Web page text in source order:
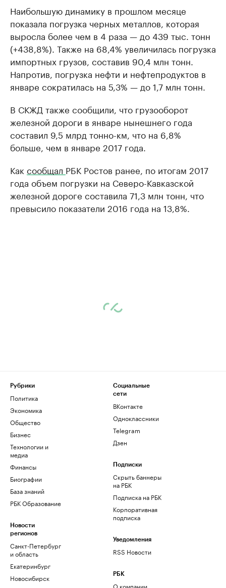
Наибольшую динамику в прошлом месяце
показала погрузка черных металлов, которая
выросла более чем в 4 раза — до 439 тыс. тонн
(+438,8%). Также на 68,4% увеличилась погрузка
импортных грузов, составив 90,4 млн тонн.
Напротив, погрузка нефти и нефтепродуктов в
январе сократилась на 5,3% — до 1,7 млн тонн.
В СКЖД также сообщили, что грузооборот
железной дороги в январе нынешнего года
составил 9,5 млрд тонно-км, что на 6,8%
больше, чем в январе 2017 года.
Как сообщал РБК Ростов ранее, по итогам 2017
года объем погрузки на Северо-Кавказской
железной дороге составила 71,3 млн тонн, что
превысило показатели 2016 года на 13,8%.
Рубрики
Политика
Экономика
Общество
Бизнес
Технологии и
медиа
Финансы
Биографии
База знаний
РБК Образование
Новости
регионов
Санкт-Петербург
и область
Екатеринбург
Новосибирск
Социальные
сети
ВКонтакте
Одноклассники
Telegram
Дзен
Подписки
Скрыть баннеры
на РБК
Подписка на РБК
Корпоративная
подписка
Уведомления
RSS Новости
РБК
О компании